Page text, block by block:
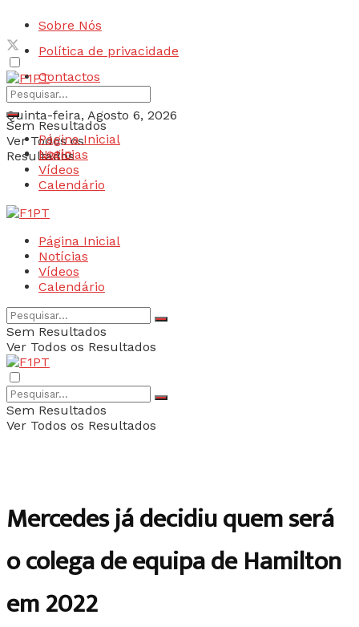
Sobre Nós
Política de privacidade
Contactos
Quinta-feira, Agosto 6, 2026
Login
Sem Resultados
Ver Todos os
Resultados
Página Inicial
Notícias
Vídeos
Calendário
Página Inicial
Notícias
Vídeos
Calendário
Sem Resultados
Ver Todos os Resultados
Sem Resultados
Ver Todos os Resultados
Mercedes já decidiu quem será
o colega de equipa de Hamilton
em 2022